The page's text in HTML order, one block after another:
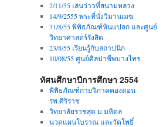
2/11/55 เล่นว่าวที่สนามหลวง
14/9/2555 พระที่นั่งวิมานเมฆ
31/8/55 พิพิธภัณฑ์หินแปลก และศูนย์
วิทยาศาสตร์รังสิต
23/8/55 เรียนรู้กับสถาปนิก
10/08/55 ศูนย์ศิลปาชีพบางไทร
ทัศนศึกษาปีการศึกษา 2554
พิพิธภัณฑ์กายวิภาคคองดอน
รพ.ศิริราช
วิทยาลัยราชสุด ม.มหิดล
นวดแผนโบราณ และวัดโพธิ์